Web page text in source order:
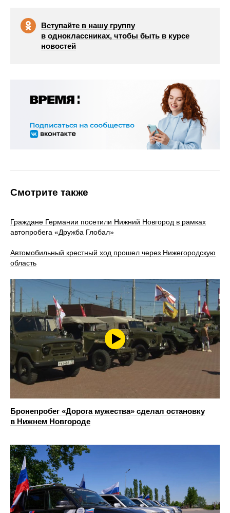
Вступайте в нашу группу
в одноклассниках, чтобы быть в курсе
новостей
Смотрите также
Граждане Германии посетили Нижний Новгород в рамках
автопробега «Дружба Глобал»
Автомобильный крестный ход прошел через Нижегородскую
область
Бронепробег «Дорога мужества» сделал остановку
в Нижнем Новгороде